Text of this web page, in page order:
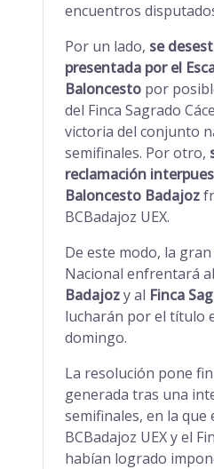
encuentros
Por un lado, se
presentada por el
Baloncesto por
del Finca Sagrado
victoria del conjunto
semifinales. Por otro,
reclamación
Baloncesto Badajoz
BCBadajoz UEX.
De este modo, la
Nacional enfrentará al
Badajozy al Finca
lucharán por el título
domingo.
La resolución pone
generada tras una
semifinales, en la que
BCBadajoz UEX y el
habían logrado